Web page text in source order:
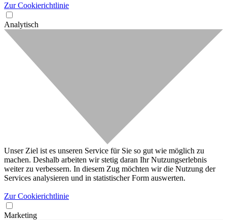
Zur Cookierichtlinie
Analytisch
Unser Ziel ist es unseren Service für Sie so gut wie möglich zu
machen. Deshalb arbeiten wir stetig daran Ihr Nutzungserlebnis
weiter zu verbessern. In diesem Zug möchten wir die Nutzung der
Services analysieren und in statistischer Form auswerten.
Zur Cookierichtlinie
Marketing